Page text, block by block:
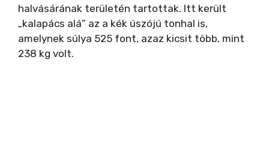
halvásárának területén tartottak. Itt került
„kalapács alá” az a kék úszójú tonhal is,
amelynek súlya 525 font, azaz kicsit több, mint
238 kg volt.